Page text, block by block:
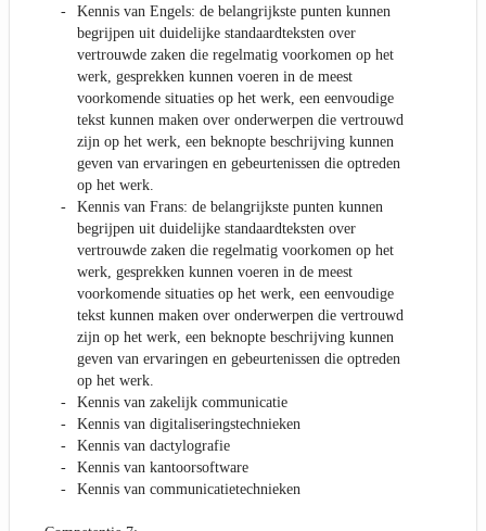
Kennis van Engels: de belangrijkste punten kunnen
begrijpen uit duidelijke standaardteksten over
vertrouwde zaken die regelmatig voorkomen op het
werk, gesprekken kunnen voeren in de meest
voorkomende situaties op het werk, een eenvoudige
tekst kunnen maken over onderwerpen die vertrouwd
zijn op het werk, een beknopte beschrijving kunnen
geven van ervaringen en gebeurtenissen die optreden
op het werk.
Kennis van Frans: de belangrijkste punten kunnen
begrijpen uit duidelijke standaardteksten over
vertrouwde zaken die regelmatig voorkomen op het
werk, gesprekken kunnen voeren in de meest
voorkomende situaties op het werk, een eenvoudige
tekst kunnen maken over onderwerpen die vertrouwd
zijn op het werk, een beknopte beschrijving kunnen
geven van ervaringen en gebeurtenissen die optreden
op het werk.
Kennis van zakelijk communicatie
Kennis van digitaliseringstechnieken
Kennis van dactylografie
Kennis van kantoorsoftware
Kennis van communicatietechnieken